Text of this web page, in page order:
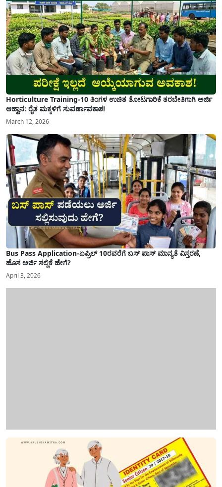
Horticulture Training-10 ತಿಂಗಳ ಉಚಿತ ತೋಟಗಾರಿಕೆ ತರಬೇತಿಗಾಗಿ ಅರ್ಜಿ
ಆಹ್ವಾನ: ರೈತ ಮಕ್ಕಳಿಗೆ ಸುವರ್ಣಾವಕಾಶ!
March 12, 2026
Bus Pass Application-ಏಪ್ರಿಲ್ 10ರವರೆಗೆ ಬಸ್ ಪಾಸ್ ಮಾನ್ಯತೆ ವಿಸ್ತರಣೆ,
ಹೊಸ ಅರ್ಜಿ ಸಲ್ಲಿಕೆ ಹೇಗೆ?
April 3, 2026